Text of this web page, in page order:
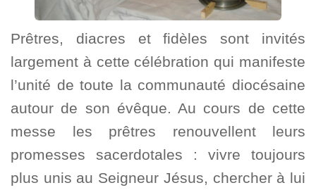
Prêtres, diacres et fidèles sont invités
largement à cette célébration qui manifeste
l’unité de toute la communauté diocésaine
autour de son évêque. Au cours de cette
messe les prêtres renouvellent leurs
promesses sacerdotales : vivre toujours
plus unis au Seigneur Jésus, chercher à lui